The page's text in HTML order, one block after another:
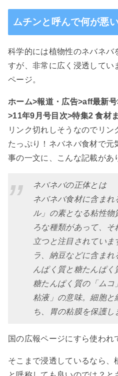
ムチンと呼んで何が悪
科学的には植物性のネバネバ
すが、非常に広く浸透してい
ページ。
ホーム>報道・広告>aff最新
>11年9月号目次>特集2 食材
リンク切れしそうなのでリ
たっぷり！ネバネバ食材で元
事の一文に、こんな記載があ
ネバネバの正体とは
ネバネバ食材に含まれ
ル」の素となる粘性
ろな種類があって、
立つと注目されてい
ラ、納豆などに含ま
んぱく質と糖たんぱ
糖たんぱく質の「ム
粘液」の意味。細胞
ち、胃の粘膜を保護し
国の広報ページにすら使われ
そこまで浸透しているなら、